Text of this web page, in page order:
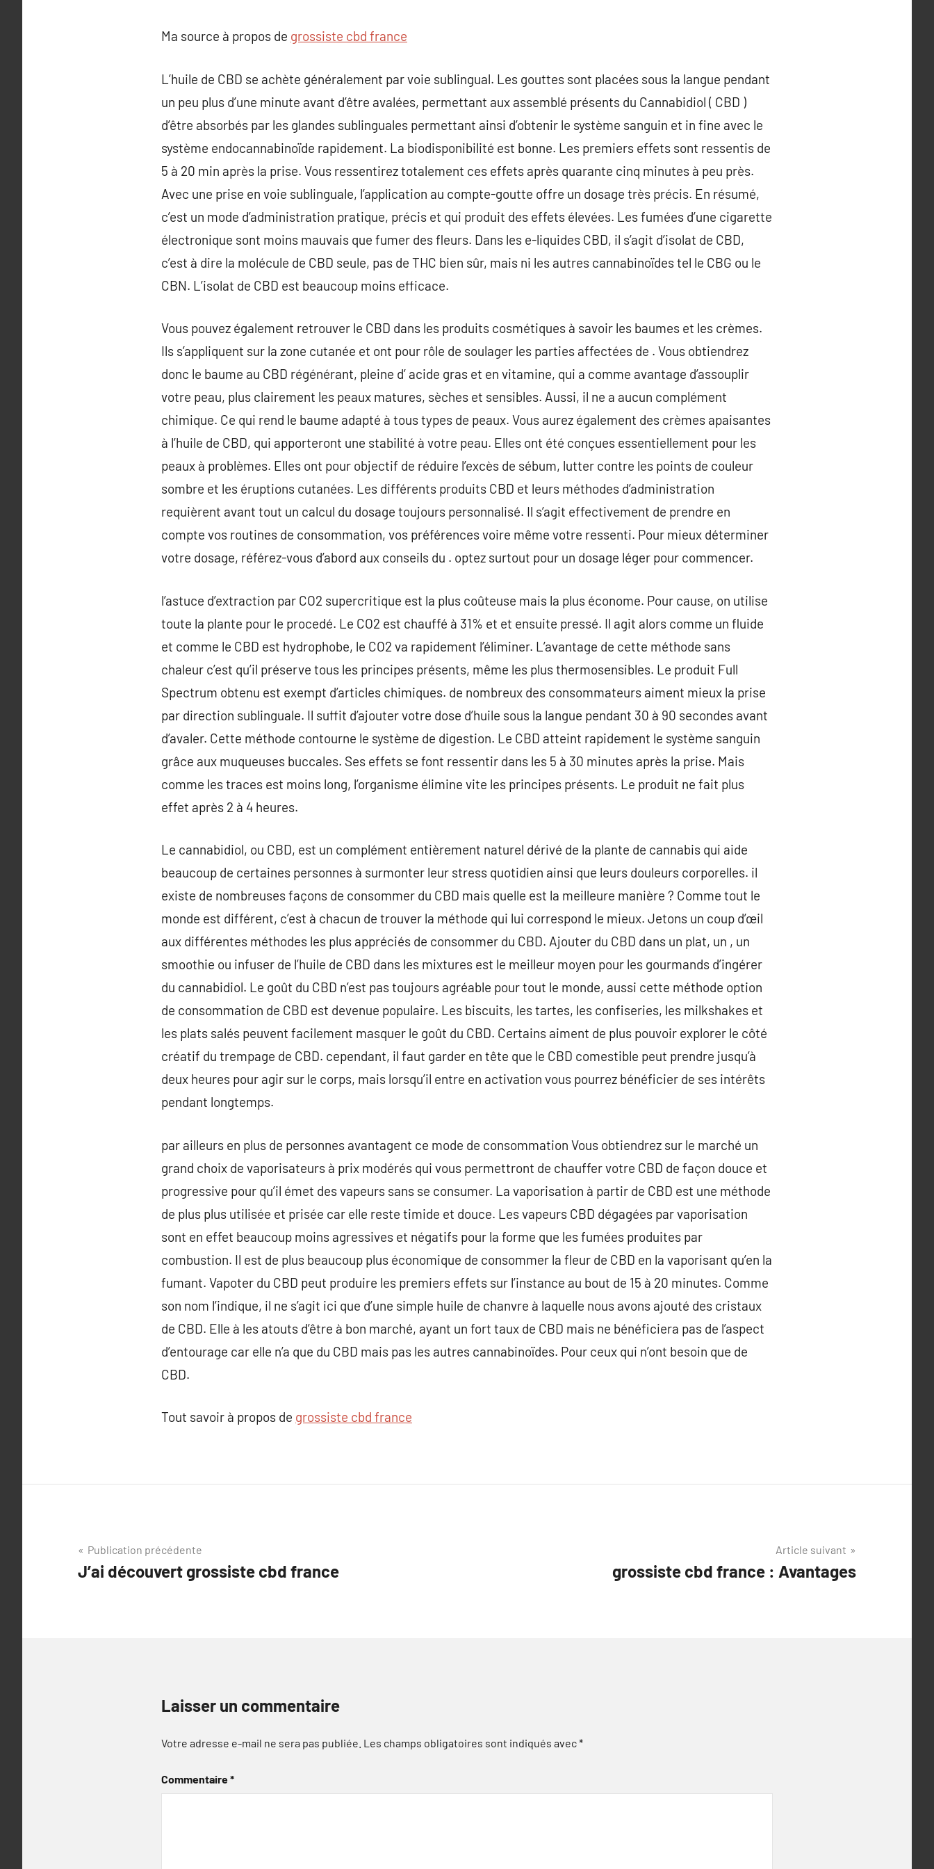
Ma source à propos de grossiste cbd france
L’huile de CBD se achète généralement par voie sublingual. Les gouttes sont placées sous la langue pendant
un peu plus d’une minute avant d’être avalées, permettant aux assemblé présents du Cannabidiol ( CBD )
d’être absorbés par les glandes sublinguales permettant ainsi d’obtenir le système sanguin et in fine avec le
système endocannabinoïde rapidement. La biodisponibilité est bonne. Les premiers effets sont ressentis de
5 à 20 min après la prise. Vous ressentirez totalement ces effets après quarante cinq minutes à peu près.
Avec une prise en voie sublinguale, l’application au compte-goutte offre un dosage très précis. En résumé,
c’est un mode d’administration pratique, précis et qui produit des effets élevées. Les fumées d’une cigarette
électronique sont moins mauvais que fumer des fleurs. Dans les e-liquides CBD, il s’agit d’isolat de CBD,
c’est à dire la molécule de CBD seule, pas de THC bien sûr, mais ni les autres cannabinoïdes tel le CBG ou le
CBN. L’isolat de CBD est beaucoup moins efficace.
Vous pouvez également retrouver le CBD dans les produits cosmétiques à savoir les baumes et les crèmes.
Ils s’appliquent sur la zone cutanée et ont pour rôle de soulager les parties affectées de . Vous obtiendrez
donc le baume au CBD régénérant, pleine d’ acide gras et en vitamine, qui a comme avantage d’assouplir
votre peau, plus clairement les peaux matures, sèches et sensibles. Aussi, il ne a aucun complément
chimique. Ce qui rend le baume adapté à tous types de peaux. Vous aurez également des crèmes apaisantes
à l’huile de CBD, qui apporteront une stabilité à votre peau. Elles ont été conçues essentiellement pour les
peaux à problèmes. Elles ont pour objectif de réduire l’excès de sébum, lutter contre les points de couleur
sombre et les éruptions cutanées. Les différents produits CBD et leurs méthodes d’administration
requièrent avant tout un calcul du dosage toujours personnalisé. Il s’agit effectivement de prendre en
compte vos routines de consommation, vos préférences voire même votre ressenti. Pour mieux déterminer
votre dosage, référez-vous d’abord aux conseils du . optez surtout pour un dosage léger pour commencer.
l’astuce d’extraction par CO2 supercritique est la plus coûteuse mais la plus économe. Pour cause, on utilise
toute la plante pour le procedé. Le CO2 est chauffé à 31% et et ensuite pressé. Il agit alors comme un fluide
et comme le CBD est hydrophobe, le CO2 va rapidement l’éliminer. L’avantage de cette méthode sans
chaleur c’est qu’il préserve tous les principes présents, même les plus thermosensibles. Le produit Full
Spectrum obtenu est exempt d’articles chimiques. de nombreux des consommateurs aiment mieux la prise
par direction sublinguale. Il suffit d’ajouter votre dose d’huile sous la langue pendant 30 à 90 secondes avant
d’avaler. Cette méthode contourne le système de digestion. Le CBD atteint rapidement le système sanguin
grâce aux muqueuses buccales. Ses effets se font ressentir dans les 5 à 30 minutes après la prise. Mais
comme les traces est moins long, l’organisme élimine vite les principes présents. Le produit ne fait plus
effet après 2 à 4 heures.
Le cannabidiol, ou CBD, est un complément entièrement naturel dérivé de la plante de cannabis qui aide
beaucoup de certaines personnes à surmonter leur stress quotidien ainsi que leurs douleurs corporelles. il
existe de nombreuses façons de consommer du CBD mais quelle est la meilleure manière ? Comme tout le
monde est différent, c’est à chacun de trouver la méthode qui lui correspond le mieux. Jetons un coup d’œil
aux différentes méthodes les plus appréciés de consommer du CBD. Ajouter du CBD dans un plat, un , un
smoothie ou infuser de l’huile de CBD dans les mixtures est le meilleur moyen pour les gourmands d’ingérer
du cannabidiol. Le goût du CBD n’est pas toujours agréable pour tout le monde, aussi cette méthode option
de consommation de CBD est devenue populaire. Les biscuits, les tartes, les confiseries, les milkshakes et
les plats salés peuvent facilement masquer le goût du CBD. Certains aiment de plus pouvoir explorer le côté
créatif du trempage de CBD. cependant, il faut garder en tête que le CBD comestible peut prendre jusqu’à
deux heures pour agir sur le corps, mais lorsqu’il entre en activation vous pourrez bénéficier de ses intérêts
pendant longtemps.
par ailleurs en plus de personnes avantagent ce mode de consommation Vous obtiendrez sur le marché un
grand choix de vaporisateurs à prix modérés qui vous permettront de chauffer votre CBD de façon douce et
progressive pour qu’il émet des vapeurs sans se consumer. La vaporisation à partir de CBD est une méthode
de plus plus utilisée et prisée car elle reste timide et douce. Les vapeurs CBD dégagées par vaporisation
sont en effet beaucoup moins agressives et négatifs pour la forme que les fumées produites par
combustion. Il est de plus beaucoup plus économique de consommer la fleur de CBD en la vaporisant qu’en la
fumant. Vapoter du CBD peut produire les premiers effets sur l’instance au bout de 15 à 20 minutes. Comme
son nom l’indique, il ne s’agit ici que d’une simple huile de chanvre à laquelle nous avons ajouté des cristaux
de CBD. Elle à les atouts d’être à bon marché, ayant un fort taux de CBD mais ne bénéficiera pas de l’aspect
d’entourage car elle n’a que du CBD mais pas les autres cannabinoïdes. Pour ceux qui n’ont besoin que de
CBD.
Tout savoir à propos de grossiste cbd france
Navigation
de
Publication précédente
J’ai découvert grossiste cbd france
Article suivant
grossiste cbd france : Avantages
Laisser un commentaire
Votre adresse e-mail ne sera pas publiée. Les champs obligatoires sont indiqués avec*
Commentaire*